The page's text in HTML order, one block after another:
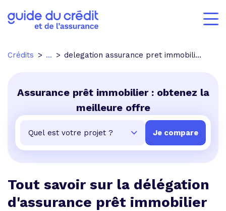
Crédits ... delegation assurance pret immobilier
Assurance prêt immobilier : obtenez la
meilleure offre
Tout savoir sur la délégation
d'assurance prêt immobilier